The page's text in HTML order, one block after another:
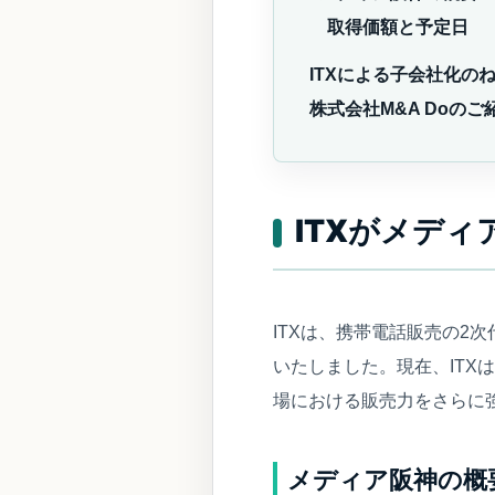
取得価額と予定日
ITXによる子会社化の
株式会社M&A Doのご
ITXがメディ
ITXは、携帯電話販売の2
いたしました。現在、ITX
場における販売力をさらに
メディア阪神の概